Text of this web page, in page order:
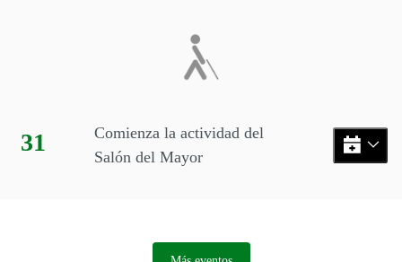
Día:
31
Comienza la actividad del
Salón del Mayor